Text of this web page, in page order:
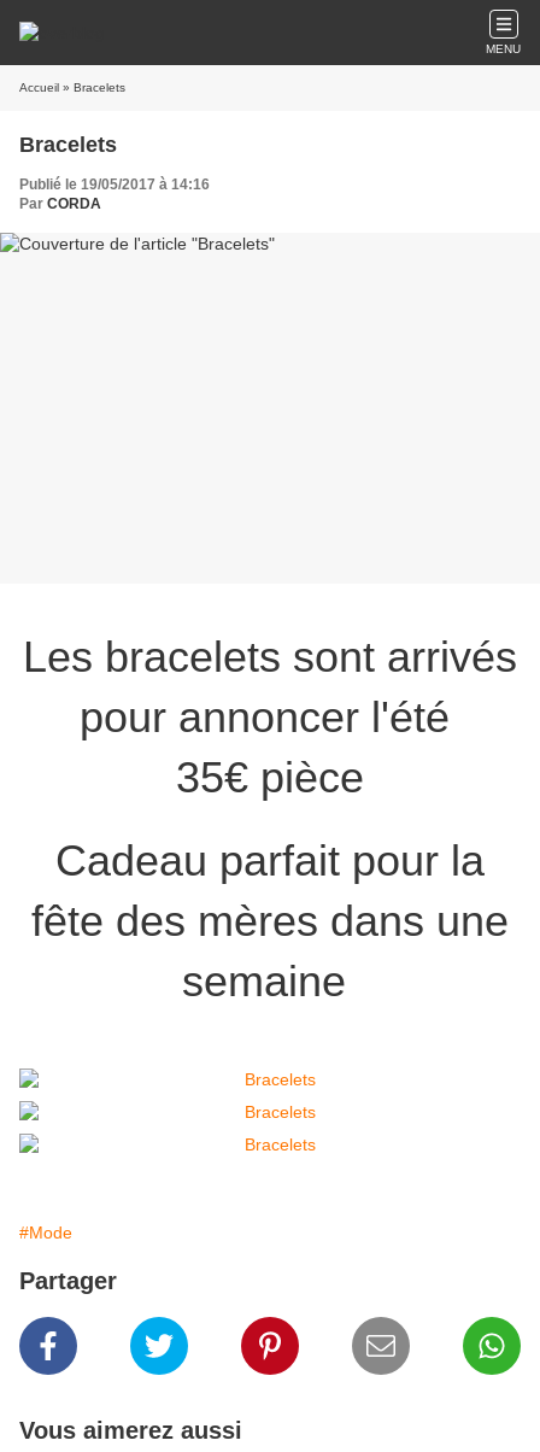
MENU
Accueil » Bracelets
Bracelets
Publié le 19/05/2017 à 14:16
Par CORDA
Les bracelets sont arrivés
pour annoncer l'été
35€ pièce
Cadeau parfait pour la
fête des mères dans une
semaine
#Mode
Partager
Vous aimerez aussi